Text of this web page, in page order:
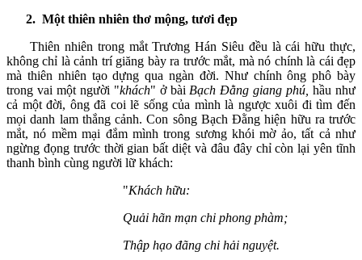
2. Một thiên nhiên thơ mộng, tươi đẹp
Thiên nhiên trong mắt Trương Hán Siêu đều là cái hữu thực,
không chỉ là cảnh trí giăng bày ra trước mắt, mà nó chính là cái đẹp
mà thiên nhiên tạo dựng qua ngàn đời. Như chính ông phô bày
trong vai một người "khách" ở bàiBạch Đằng giang phú, hầu như
cả một đời, ông đã coi lẽ sống của mình là ngược xuôi đi tìm đến
mọi danh lam thắng cảnh. Con sông Bạch Đằng hiện hữu ra trước
mắt, nó mềm mại đắm mình trong sương khói mờ ảo, tất cả như
ngừng đọng trước thời gian bất diệt và đâu đây chỉ còn lại yên tĩnh
thanh bình cùng người lữ khách:
"Khách hữu:
Quải hãn mạn chi phong phàm;
Thập hạo đãng chi hải nguyệt.